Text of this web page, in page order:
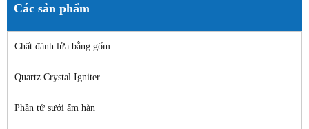
Các sản phẩm
Chất đánh lửa bằng gốm
Quartz Crystal Igniter
Phần tử sưởi ấm hàn